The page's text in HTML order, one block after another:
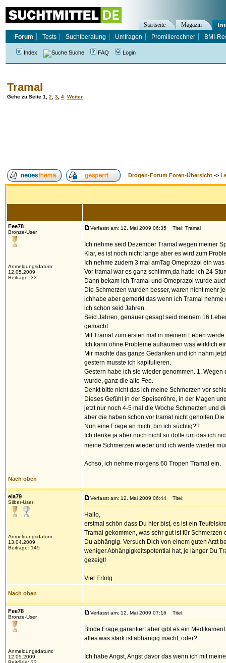
Tramal
Gehe zu Seite 1 2 3 4 Weiter
Drogen-Forum Foren-Übersicht ->
Fee78
Bronze-User
Anmeldungsdatum:
12.05.2009
Beiträge: 33
Verfasst am: 12. Mai 2009 06:35 Titel: Tramal
Ich nehme seid Dezember Tramal wegen meiner
Klar, es ist noch nicht lange aber es wird zum
Ich nehme zudem 3 mal amTag Omeprazol ein
Vor tramal war es ganz schlimm,da hatte ich 24
Dann bekam ich Tramal und Omeprazol wurde
Die Schmerzen wurden besser, waren nicht mehr
ichhabe aber gemerkt das wenn ich Tramal
ich schon seid Jahren.
Seid Jahren, genauer gesagt seid meinem 16
gemacht.
Mit Tramal zum ersten mal in meinem Leben
Ich kann ohne Probleme aufräumen was wirklich
Mir machte das ganze Gedanken und ich nahm
gestern musste ich kapitulieren.
Gestern habe ich sie wieder genommen. 1.
wurde, ganz die alte Fee.
Denkt bitte nicht das ich meine Schmerzen vor
Dieses Gefühl in der Speiseröhre, in der Magen
jetzt nur noch 4-5 mal die Woche Schmerzen und
aber die haben schon vor tramal nicht
Nun eine Frage an mich, bin ich süchtig??
Ich denke ja aber noch nicht so dolle um das ich
meine Schmerzen wieder und ich werde wieder
Achso, ich nehme morgens 60 Tropen Tramal ein.
Nach oben
ela79
Silber-User
Anmeldungsdatum:
13.04.2009
Beiträge: 145
Verfasst am: 12. Mai 2009 06:44 Titel:
Hallo,
erstmal schön dass Du hier bist, es ist ein
Tramal gekommen, was sehr gut ist für
Du abhängig. Versuch Dich von einem guten Arzt
weniger Abhängigkeitspotential hat, je länger Du
gezeigt!
Viel Erfolg
Nach oben
Fee78
Bronze-User
Anmeldungsdatum:
12.05.2009
Verfasst am: 12. Mai 2009 07:16 Titel:
Blöde Frage,garantiert aber gibt es ein
alles was stark ist abhängig macht, oder?
Ich habe Angst, Angst davor das wenn ich mit
Startseite Magazin
Forum
Tests Suchtberatung Umfragen Promillerechner BMI-
Index Suche FAQ Login